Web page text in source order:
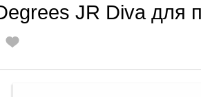
JR Diva для